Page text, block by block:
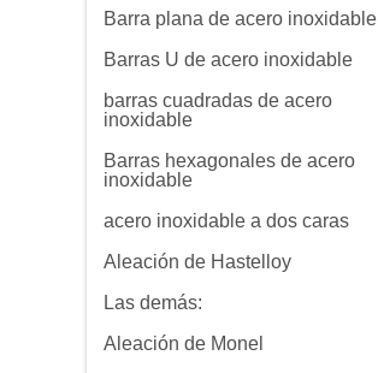
Barra plana de acero inoxidable
Barras U de acero inoxidable
barras cuadradas de acero
inoxidable
Barras hexagonales de acero
inoxidable
acero inoxidable a dos caras
Aleación de Hastelloy
Las demás:
Aleación de Monel